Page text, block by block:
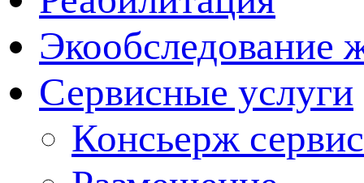
Экообследование
Сервисные услуги
Консьерж сервис